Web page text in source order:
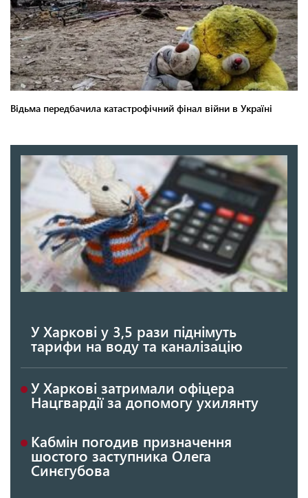
У Харкові у 3,5 рази піднімуть
тарифи на воду та каналізацію
У Харкові затримали офіцера
Нацгвардії за допомогу ухилянту
Кабмін погодив призначення
шостого заступника Олега
Синєгубова